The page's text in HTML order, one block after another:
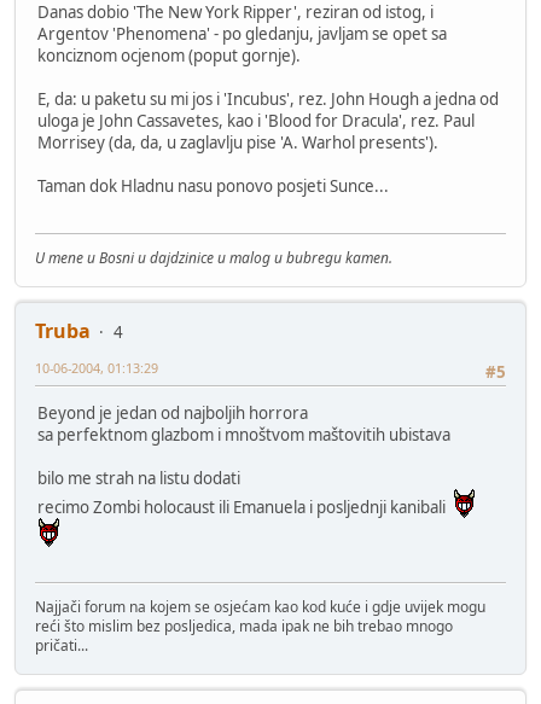
Danas dobio 'The New York Ripper', reziran od istog, i
Argentov 'Phenomena' - po gledanju, javljam se opet sa
konciznom ocjenom (poput gornje).
E, da: u paketu su mi jos i 'Incubus', rez. John Hough a jedna od
uloga je John Cassavetes, kao i 'Blood for Dracula', rez. Paul
Morrisey (da, da, u zaglavlju pise 'A. Warhol presents').
Taman dok Hladnu nasu ponovo posjeti Sunce...
U mene u Bosni u dajdzinice u malog u bubregu kamen.
Truba
4
#5
10-06-2004, 01:13:29
Beyond je jedan od najboljih horrora
sa perfektnom glazbom i mnoštvom maštovitih ubistava
bilo me strah na listu dodati
recimo Zombi holocaust ili Emanuela i posljednji kanibali
Najjači forum na kojem se osjećam kao kod kuće i gdje uvijek mogu
reći što mislim bez posljedica, mada ipak ne bih trebao mnogo
pričati...